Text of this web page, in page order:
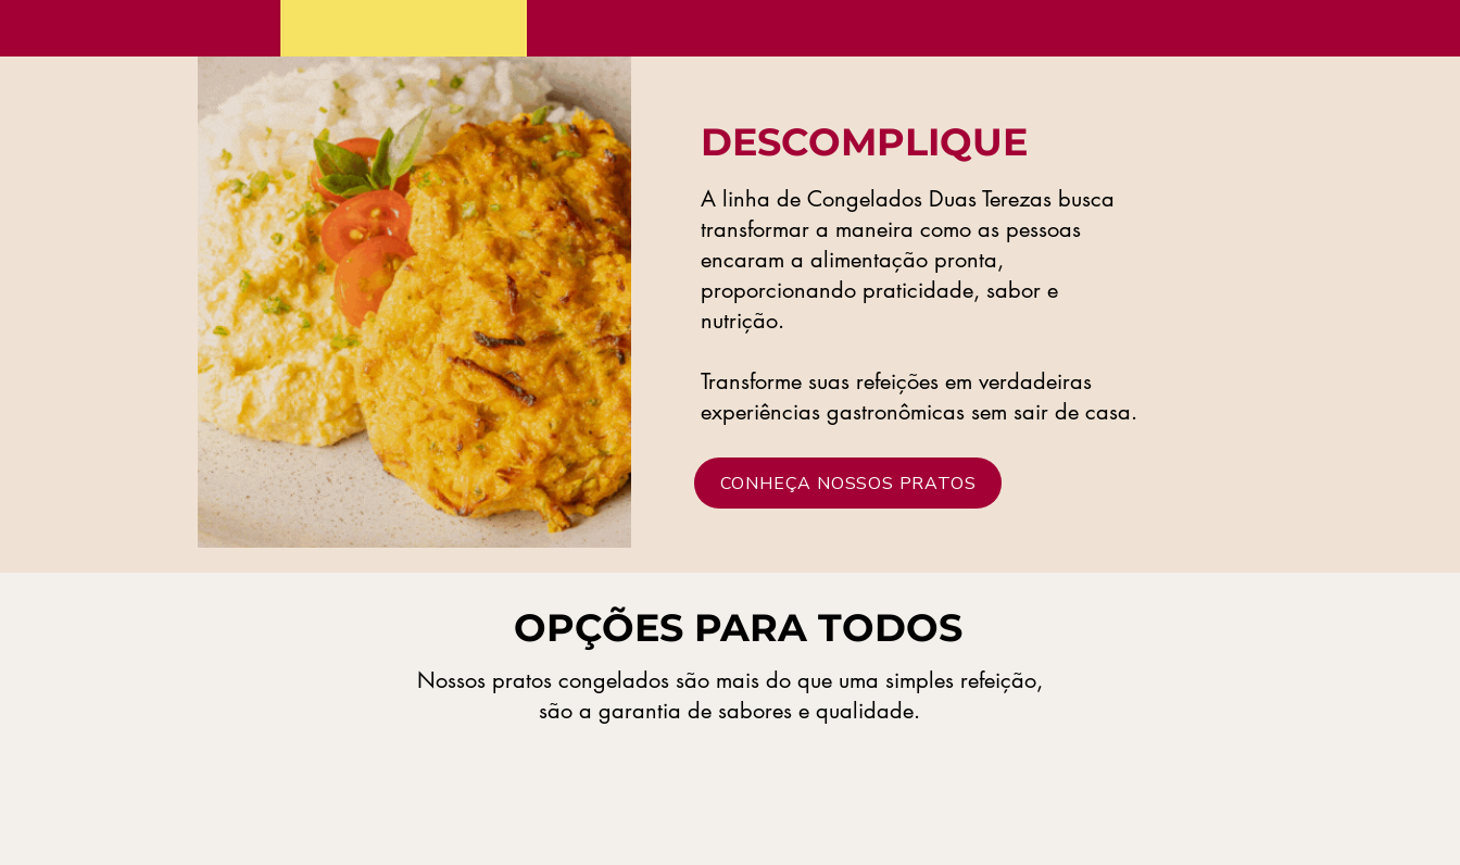
DESCOMPLIQUE
A linha de Congelados Duas Terezas busca
transformar a maneira como as pessoas
encaram a alimentação pronta,
proporcionando praticidade, sabor e
nutrição.
Transforme suas refeições em verdadeiras
experiências gastronômicas sem sair de casa.
CONHEÇA NOSSOS PRATOS
OPÇÕES PARA TODOS
Nossos pratos congelados são mais do que uma simples refeição,
são a garantia de sabores e qualidade.